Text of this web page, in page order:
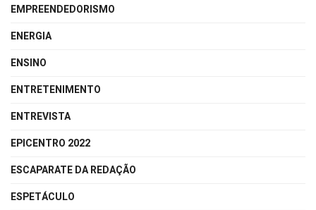
EMPREENDEDORISMO
ENERGIA
ENSINO
ENTRETENIMENTO
ENTREVISTA
EPICENTRO 2022
ESCAPARATE DA REDAÇÃO
ESPETÁCULO